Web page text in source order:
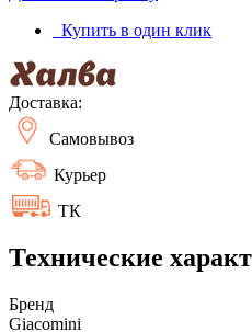
Купить в один клик
Доставка:
Самовывоз
Курьер
ТК
Технические
Бренд
Giacomini